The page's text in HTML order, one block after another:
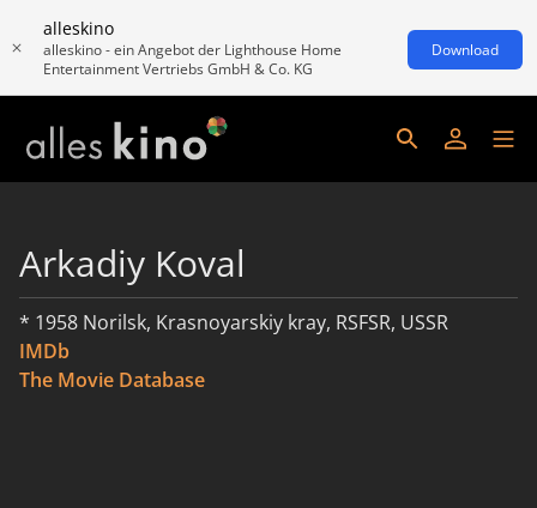
alleskino
alleskino - ein Angebot der Lighthouse Home
Entertainment Vertriebs GmbH & Co. KG
Download
Arkadiy Koval
* 1958 Norilsk, Krasnoyarskiy kray, RSFSR, USSR
IMDb
The Movie Database